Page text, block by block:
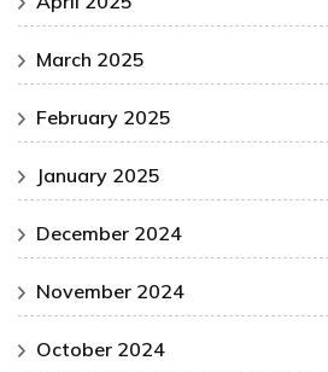
March 2025
February 2025
January 2025
December 2024
November 2024
October 2024